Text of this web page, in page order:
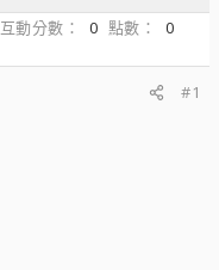
互動分數 0 點數
0
#1